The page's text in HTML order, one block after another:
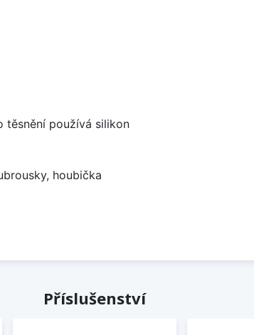
těsnění používá silikon
houbička
Příslušenství